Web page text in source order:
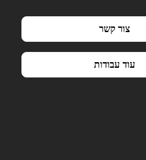
צור קשר
עוד עבודות